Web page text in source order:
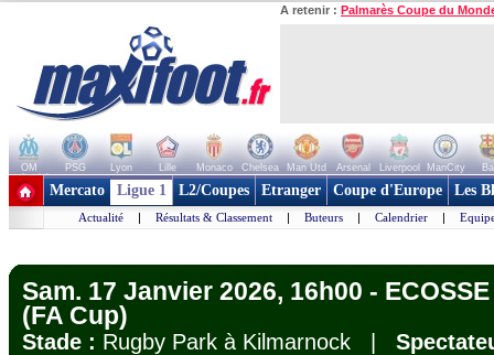
A retenir : Palmarès Coupe du
OM PSG Lyon Lille Monaco Chelsea Man Utd Arsenal Liverpool ManCity
+ de clubs
Mercato Ligue 1 L2/Coupes Etranger Coupe d'Europe Les
Actualité | Résultats & Classement | Buteurs | Calendrier |
Sam. 17 Janvier 2026, 16h00 -
(FA Cup)
Stade : Rugby Park à Kilmarnock |